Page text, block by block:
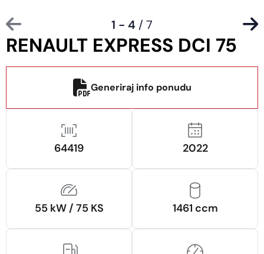
RENAULT EXPRESS DCI 75
1 - 4 / 7
Generiraj info ponudu
64419 2022
55 kW / 75 KS 1461 ccm